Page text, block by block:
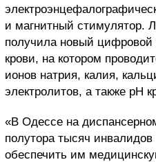
и магнитный стимулятор.
получила новый цифровой
крови, на котором
ионов натрия, калия,
электролитов, а также pH
«В Одессе на
полутора тысяч
обеспечить им